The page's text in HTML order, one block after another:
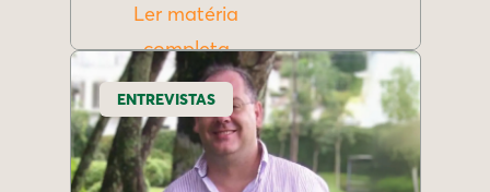
Ler matéria
completa
ENTREVISTAS